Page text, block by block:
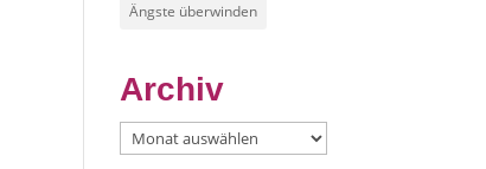
Ängste überwinden
Archiv
Archiv